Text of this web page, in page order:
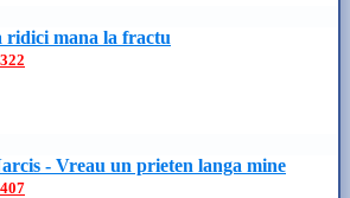
ridici mana la fractu
- Vreau un prieten langa mine